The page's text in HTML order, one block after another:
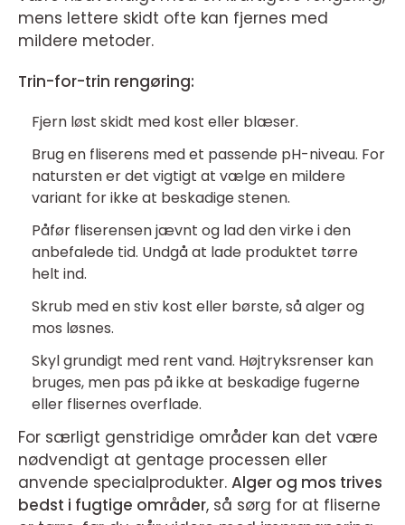
mens lettere skidt ofte kan fjernes med
mildere metoder.
Trin-for-trin rengøring:
Fjern løst skidt med kost eller blæser.
Brug en fliserens med et passende pH-niveau. For
natursten er det vigtigt at vælge en mildere
variant for ikke at beskadige stenen.
Påfør fliserensen jævnt og lad den virke i den
anbefalede tid. Undgå at lade produktet tørre
helt ind.
Skrub med en stiv kost eller børste, så alger og
mos løsnes.
Skyl grundigt med rent vand. Højtryksrenser kan
bruges, men pas på ikke at beskadige fugerne
eller flisernes overflade.
For særligt genstridige områder kan det være
nødvendigt at gentage processen eller
anvende specialprodukter. Alger og mos trives
bedst i fugtige områder, så sørg for at fliserne